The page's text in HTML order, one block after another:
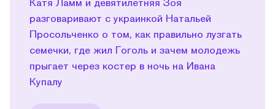
разговаривают с украинкой Натальей
Просольченко о том, как правильно лузгать
семечки, где жил Гоголь и зачем молодежь
прыгает через костер в ночь на Ивана
Купалу